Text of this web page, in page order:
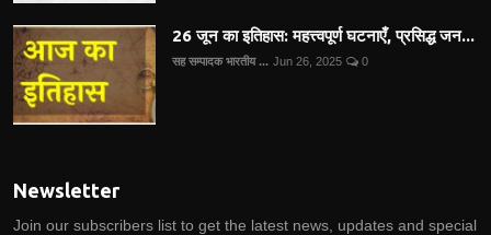
26 जून का इतिहास: महत्त्वपूर्ण घटनाएँ, प्रसिद्ध जन...
सह सम्पादक भारतीय ... Jun 26, 2025 0
Newsletter
Join our subscribers list to get the latest news, updates and special